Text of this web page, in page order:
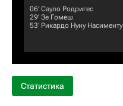
06‎’‎ Сауло Родригес
29‎’‎ Зе Гомеш
53‎’‎ Рикардо Нуну Насименту
Статистика